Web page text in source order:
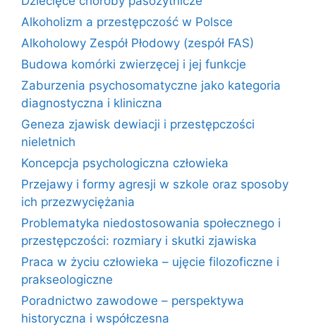
Alkoholizm a przestępczość w Polsce
Alkoholowy Zespół Płodowy (zespół FAS)
Budowa komórki zwierzęcej i jej funkcje
Zaburzenia psychosomatyczne jako kategoria
diagnostyczna i kliniczna
Geneza zjawisk dewiacji i przestępczości
nieletnich
Koncepcja psychologiczna człowieka
Przejawy i formy agresji w szkole oraz sposoby
ich przezwyciężania
Problematyka niedostosowania społecznego i
przestępczości: rozmiary i skutki zjawiska
Praca w życiu człowieka – ujęcie filozoficzne i
prakseologiczne
Poradnictwo zawodowe – perspektywa
historyczna i współczesna